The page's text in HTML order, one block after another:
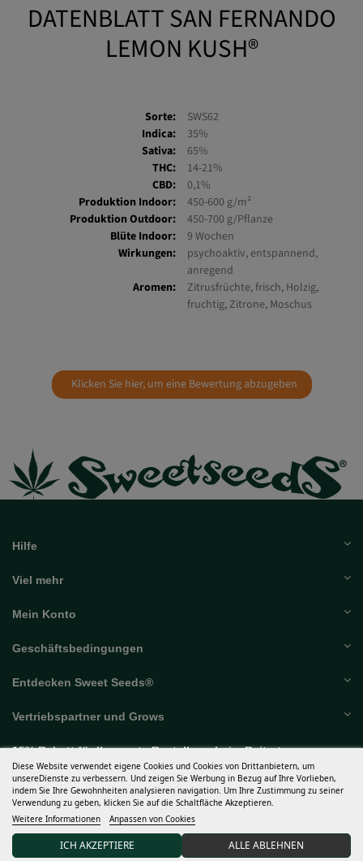
DATENBLATT SAN FERNANDO
LEMON KUSH®
Sorte:
SWS62
Indica:
35%
Sativa:
65%
THC:
14-21%
CBD:
0,1%
Produktion Indoor:
450-600 g/m²
Produktion Outdoor:
450-700 g/Pflanze
Blüte Indoor:
9 Wochen
Wirkungen:
psychoaktiv, entspannend,
anregend
Aromen:
Zitrusfrüchte, frisch, Holzig,
fruchtig, Zitrone, Moschus
Klicken Sie hier, um eine Bewertung abzugeben
Hilfe
Viel mehr
Mein Konto
Geschäftsbedingungen
Entdecken Sweet Seeds®
Vertriebspartner und Grows
Diese Website verwendet eigene Cookies und Cookies von Drittanbietern, um
unsereDienste zu verbessern. Und zeigen Sie Werbung in Bezug auf Ihre Vorlieben,
indem Sie Ihre Gewohnheiten analysieren navigation. Um Ihre Zustimmung zu seiner
Verwendung zu geben, klicken Sie auf die Schaltfläche Akzeptieren.
Weitere Informationen
Anpassen von Cookies
ALLE ABLEHNEN
ICH AKZEPTIERE
15% Rabatt für Ihre erste Bestellung beim Beitreten unserer
Gemeinschaft.
Ich akzeptiere die allgemeinenGeschäftsbedingungen
Vertraulichkeitserklärung
Verantwortlich für die Behandlung: Sweet Seeds, S.L. Der Zweck der Verarbeitung besteht darin,